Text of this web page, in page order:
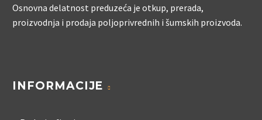
Osnovna delatnost preduzeća je otkup, prerada,
proizvodnja i prodaja poljoprivrednih i šumskih proizvoda.
INFORMACIJE